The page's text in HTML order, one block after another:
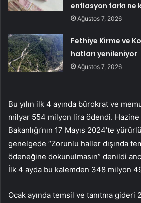
enflasyon farkı ne
Ağustos 7, 2026
Fethiye Kirme ve
hatları yenileniyor
Ağustos 7, 2026
Bu yılın ilk 4 ayında bürokrat ve
milyar 554 milyon lira ödendi.
Bakanlığı’nın 17 Mayıs 2024’te
genelgede “Zorunlu haller dışında
ödeneğine dokunulmasın” denildi
İlk 4 ayda bu kalemden 348 milyon
Ocak ayında temsil ve tanıtma